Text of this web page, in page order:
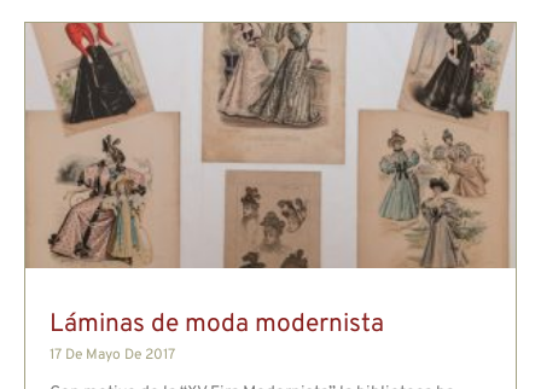
Láminas de moda modernista
17 De Mayo De 2017